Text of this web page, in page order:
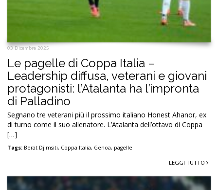
03 Dicembre 2025
Le pagelle di Coppa Italia –
Leadership diffusa, veterani e giovani
protagonisti: l’Atalanta ha l’impronta
di Palladino
Segnano tre veterani più il prossimo italiano Honest Ahanor, ex
di turno come il suo allenatore. L’Atalanta dell’ottavo di Coppa
[…]
Tags: Berat Djimsiti, Coppa Italia, Genoa, pagelle
LEGGI TUTTO